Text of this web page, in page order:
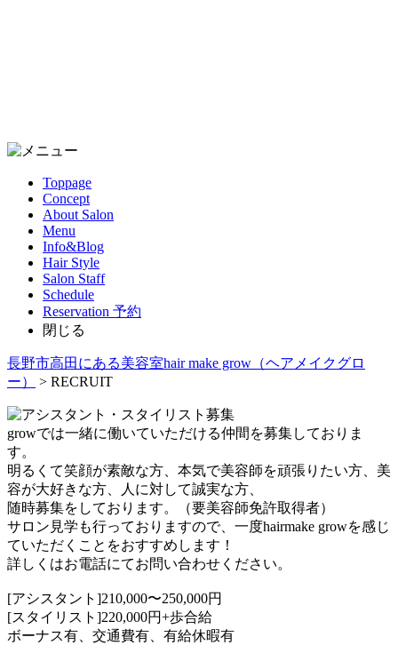
Toppage
Concept
About Salon
Menu
Info&Blog
Hair Style
Salon Staff
Schedule
Reservation 予約
閉じる
長野市高田にある美容室hair make grow（ヘアメイクグロ
ー）
> RECRUIT
growでは一緒に働いていただける仲間を募集しておりま
す。
明るくて笑顔が素敵な方、本気で美容師を頑張りたい方、美
容が大好きな方、人に対して誠実な方、
随時募集をしております。（要美容師免許取得者）
サロン見学も行っておりますので、一度hairmake growを感じ
ていただくことをおすすめします！
詳しくはお電話にてお問い合わせください。
[アシスタント]210,000〜250,000円
[スタイリスト]220,000円+歩合給
ボーナス有、交通費有、有給休暇有